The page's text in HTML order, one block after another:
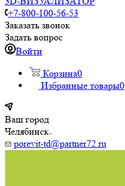
+7-800-100-56-53
Заказать звонок
Задать вопрос
Войти
Корзина0
Избранные товары0
Ваш город
Челябинск
porevit-td@partner72.ru